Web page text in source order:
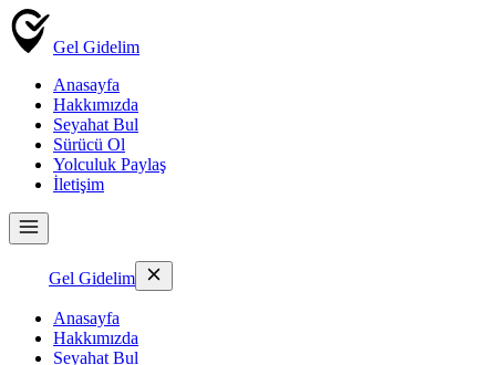
Gel Gidelim
Anasayfa
Hakkımızda
Seyahat Bul
Sürücü Ol
Yolculuk Paylaş
İletişim
Gel Gidelim
Anasayfa
Hakkımızda
Seyahat Bul